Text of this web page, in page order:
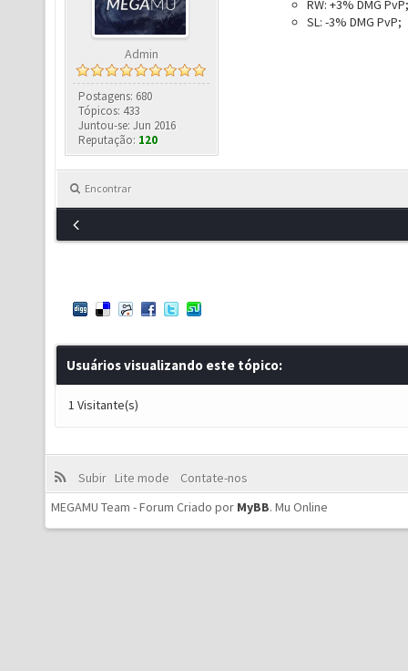
Admin
Postagens: 680
Tópicos: 433
Juntou-se: Jun 2016
Reputação: 120
RW: +3% DMG PvP;
SL: -3% DMG PvP;
Encontrar
Usuários visualizando este tópico:
1 Visitante(s)
Subir Lite mode
Contate-nos
MEGAMU Team - Forum Criado por MyBB. Mu Online